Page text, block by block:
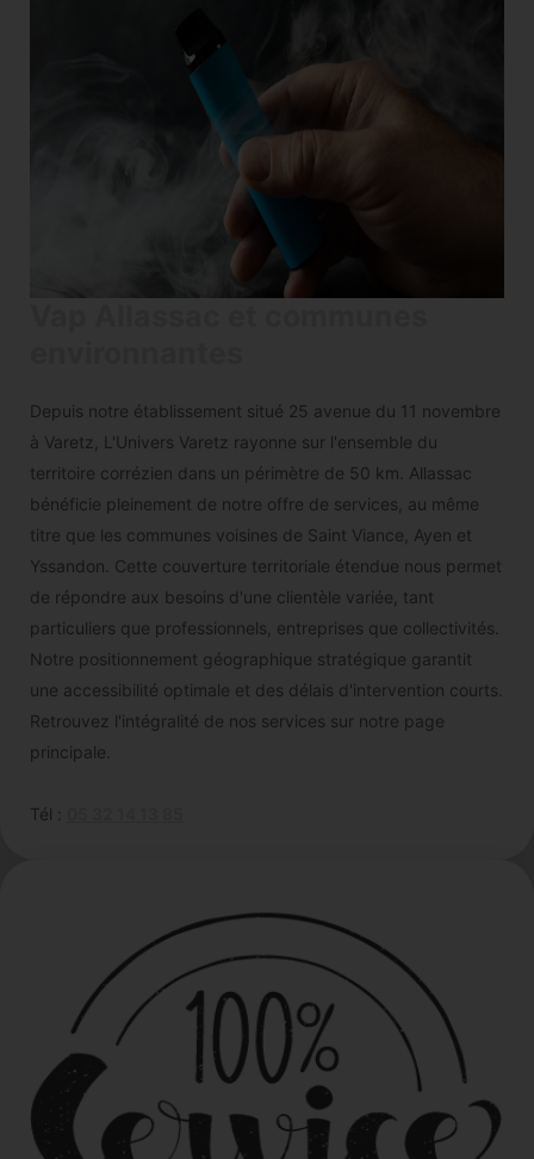
Depuis notre établissement situé 25 avenue du 11 novembre
à Varetz, L'Univers Varetz rayonne sur l'ensemble du
territoire corrézien dans un périmètre de 50 km. Allassac
bénéficie pleinement de notre offre de services, au même
titre que les communes voisines de Saint Viance, Ayen et
Yssandon. Cette couverture territoriale étendue nous permet
de répondre aux besoins d'une clientèle variée, tant
particuliers que professionnels, entreprises que collectivités.
Notre positionnement géographique stratégique garantit
une accessibilité optimale et des délais d'intervention courts.
Retrouvez l'intégralité de nos services sur notre page
principale.
Tél :